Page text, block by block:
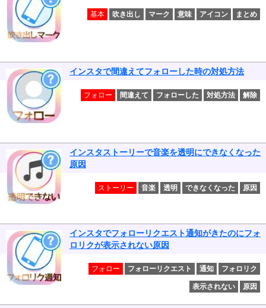
基本 吹き出し マーク 意味 アイコン まとめ
インスタで間違えてフォローした時の対処方法
フォロー 間違えて フォローした 対処方法 解除
インスタストーリーで音楽を透明にできなくなった
原因
ストーリー 音楽 透明 できなくなった 原因
インスタでフォローリクエスト通知がきたのにフォ
ロリクが表示されない原因
フォロー フォローリクエスト 通知 フォロリク
表示されない 原因